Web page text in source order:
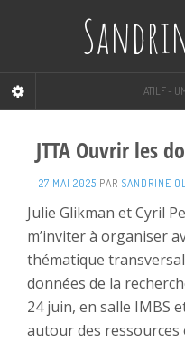
ATILF -
JTTA Ouvrir les
27 MAI 2025 PAR SANDRINE
Julie Glikman et Cyril
m’inviter à organiser
thématique
données de la
24 juin, en salle IMBS
autour des ressources